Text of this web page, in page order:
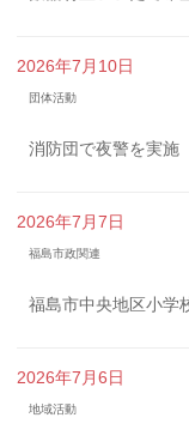
2026年7月10日
団体活動
消防団で夜警を実施
2026年7月7日
福島市政関連
福島市中央地区小学
2026年7月6日
地域活動